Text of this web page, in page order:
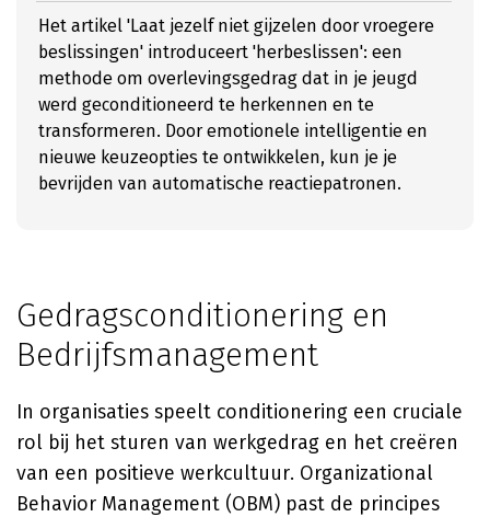
Het artikel 'Laat jezelf niet gijzelen door vroegere
beslissingen' introduceert 'herbeslissen': een
methode om overlevingsgedrag dat in je jeugd
werd geconditioneerd te herkennen en te
transformeren. Door emotionele intelligentie en
nieuwe keuzeopties te ontwikkelen, kun je je
bevrijden van automatische reactiepatronen.
Gedragsconditionering en
Bedrijfsmanagement
In organisaties speelt conditionering een cruciale
rol bij het sturen van werkgedrag en het creëren
van een positieve werkcultuur. Organizational
Behavior Management (OBM) past de principes